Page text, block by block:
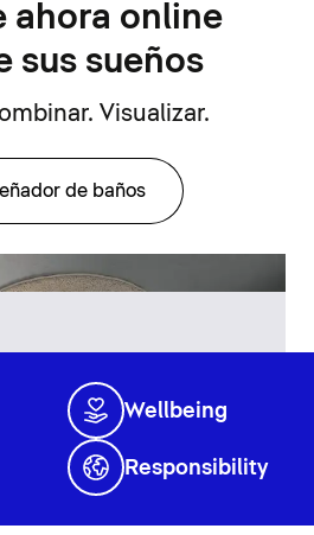
ahora online
sus sueños
Visualizar.
de baños
Wellbeing
Responsibility